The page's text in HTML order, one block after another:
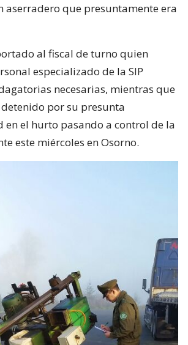
aserradero que presuntamente era
al fiscal de turno quien
especializado de la SIP
necesarias, mientras que
por su presunta
en el hurto pasando a control de la
este miércoles en Osorno.